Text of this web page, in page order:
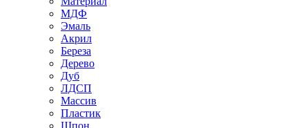
МДФ
Эмаль
Акрил
Береза
Дерево
Дуб
ЛДСП
Массив
Пластик
Шпон